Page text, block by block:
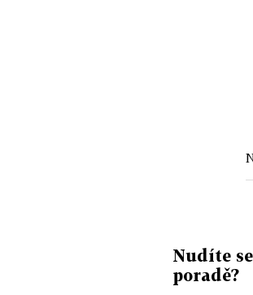
Nudíte
poradě?